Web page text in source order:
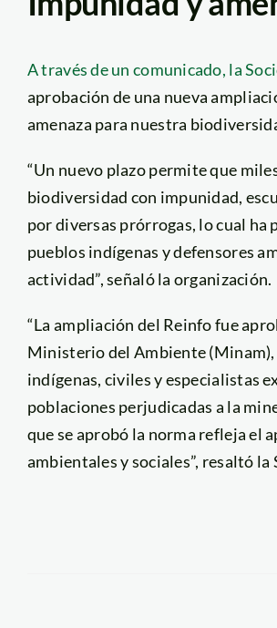
A través de un comunicado, la
aprobación de una nueva
amenaza para nuestra
“Un nuevo plazo permite que
biodiversidad con impunidad,
por diversas prórrogas, lo cual ha
pueblos indígenas y defensores
actividad”, señaló la organización.
“La ampliación del Reinfo fue
Ministerio del Ambiente
indígenas, civiles y especialistas
poblaciones perjudicadas a la
que se aprobó la norma refleja el
ambientales y sociales”, resaltó la